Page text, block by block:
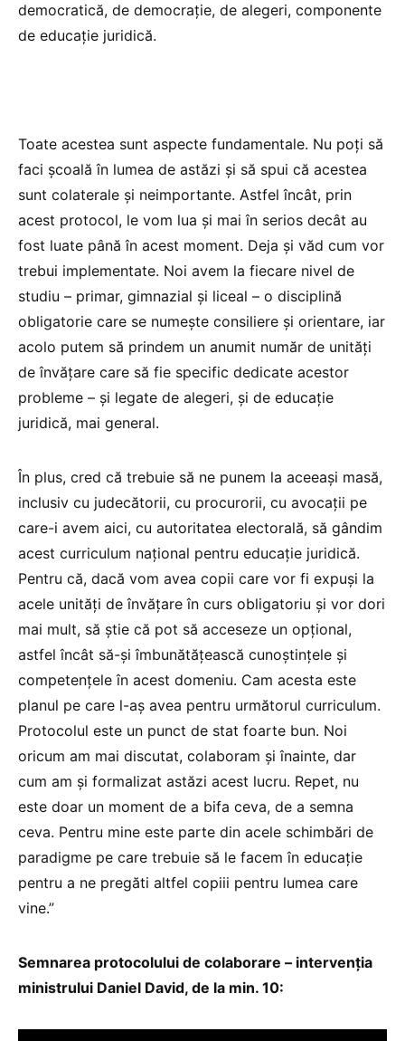
democratică, de democrație, de alegeri, componente
de educație juridică.
Toate acestea sunt aspecte fundamentale. Nu poți să
faci școală în lumea de astăzi și să spui că acestea
sunt colaterale și neimportante. Astfel încât, prin
acest protocol, le vom lua și mai în serios decât au
fost luate până în acest moment. Deja și văd cum vor
trebui implementate. Noi avem la fiecare nivel de
studiu – primar, gimnazial și liceal – o disciplină
obligatorie care se numește consiliere și orientare, iar
acolo putem să prindem un anumit număr de unități
de învățare care să fie specific dedicate acestor
probleme – și legate de alegeri, și de educație
juridică, mai general.
În plus, cred că trebuie să ne punem la aceeași masă,
inclusiv cu judecătorii, cu procurorii, cu avocații pe
care-i avem aici, cu autoritatea electorală, să gândim
acest curriculum național pentru educație juridică.
Pentru că, dacă vom avea copii care vor fi expuși la
acele unități de învățare în curs obligatoriu și vor dori
mai mult, să știe că pot să acceseze un opțional,
astfel încât să-și îmbunătățească cunoștințele și
competențele în acest domeniu. Cam acesta este
planul pe care l-aș avea pentru următorul curriculum.
Protocolul este un punct de stat foarte bun. Noi
oricum am mai discutat, colaboram și înainte, dar
cum am și formalizat astăzi acest lucru. Repet, nu
este doar un moment de a bifa ceva, de a semna
ceva. Pentru mine este parte din acele schimbări de
paradigme pe care trebuie să le facem în educație
pentru a ne pregăti altfel copiii pentru lumea care
vine.”
Semnarea protocolului de colaborare – intervenția
ministrului Daniel David, de la min. 10: